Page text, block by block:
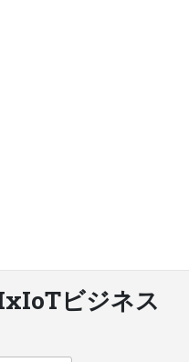
ビジネス